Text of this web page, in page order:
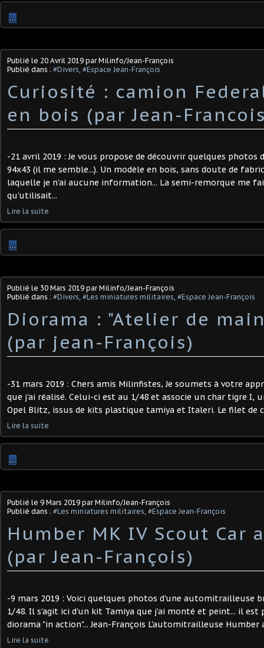
…
Publié le 20 Avril 2019 par Milinfo/Jean-François
Publié dans : #Divers, #Espace Jean-François
Curiosité : camion
en bois (par Jean-
-21 avril 2019 : Je vous propose de découvrir quelques photos
94x43 (il me semble...). Un modèle en bois, sans doute de
laquelle je n'ai aucune information... La semi-remorque me
qu'utilisait...
Lire la suite
…
Publié le 30 Mars 2019 par Milinfo/Jean-François
Publié dans : #Divers, #Les miniatures militaires, #Espace Jean-François
Diorama : "Atelier de
(par jean-François)
-31 mars 2019 : Chers amis Milinfistes, Je soumets à votre
que j'ai réalisé. Celui-ci est au 1/48 et associe un char tigre I,
Opel Blitz, issus de kits plastique tamiya et Italeri. Le filet de
Lire la suite
…
Publié le 9 Mars 2019 par Milinfo/Jean-François
Publié dans : #Les miniatures militaires, #Espace Jean-François
Humber MK IV Scout Car
(par Jean-François)
-9 mars 2019 : Voici quelques photos d'une automitrailleuse
1/48. Il s'agit ici d'un kit Tamiya que j'ai monté et peint... il
diorama "in action"... Jean-François L'automitrailleuse Humber
Lire la suite